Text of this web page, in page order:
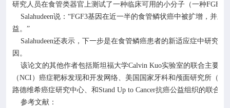
研究人员在食管类器官上测试了一种临床可用的小分子（一种FGFR
Salahudeen说：“FGF3基因在近一半的食管鳞状癌中被扩增，并且
益。”
Salahudeen还表示，下一步是在食管鳞癌患者的新适应症中研究这
因。
该论文的其他作者包括斯坦福大学Calvin Kuo实验室的联合主要作
（NCI ）癌症靶标发现和开发网络、美国国家牙科和颅面研究所（
路德维希癌症研究中心、和 Stand Up to Cancer抗癌公益组织的联合资
参考文献：